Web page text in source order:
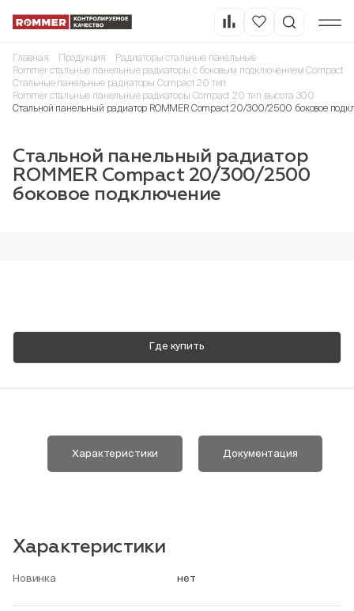
Главная Продукция
Радиаторы стальные панельные
Rommer стальные панельные радиаторы с боковым подключением Compact
Стальные панельные радиаторы Compact 20 тип
Rommer стальные панельные радиаторы Compact 20 тип высота 300
Стальной панельный радиатор ROMMER Compact 20/300/2500 боковое
Стальной панельный радиатор
ROMMER Compact 20/300/2500
боковое подключение
Где купить
Характеристики Документация
Характеристики
Новинка нет